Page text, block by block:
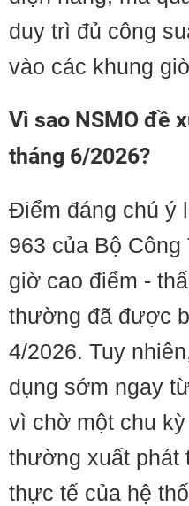
duy trì đủ công
vào các khung
Vì sao NSMO đề
tháng 6/2026?
Điểm đáng chú ý
963 của Bộ
giờ cao điểm -
thường đã được
4/2026. Tuy
dụng sớm ngay
vì chờ một chu
thường xuất phát
thực tế của hệ